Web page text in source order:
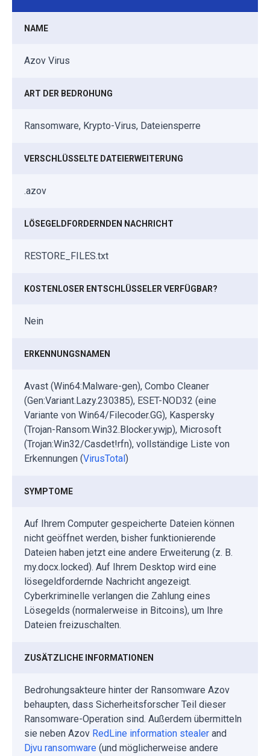
NAME
Azov Virus
ART DER BEDROHUNG
Ransomware, Krypto-Virus, Dateiensperre
VERSCHLÜSSELTE DATEIERWEITERUNG
.azov
LÖSEGELDFORDERNDEN NACHRICHT
RESTORE_FILES.txt
KOSTENLOSER ENTSCHLÜSSELER VERFÜGBAR?
Nein
ERKENNUNGSNAMEN
Avast (Win64:Malware-gen), Combo Cleaner
(Gen:Variant.Lazy.230385), ESET-NOD32 (eine
Variante von Win64/Filecoder.GG), Kaspersky
(Trojan-Ransom.Win32.Blocker.ywjp), Microsoft
(Trojan:Win32/Casdet!rfn), vollständige Liste von
Erkennungen (VirusTotal )
SYMPTOME
Auf Ihrem Computer gespeicherte Dateien können
nicht geöffnet werden, bisher funktionierende
Dateien haben jetzt eine andere Erweiterung (z. B.
my.docx.locked). Auf Ihrem Desktop wird eine
lösegeldfordernde Nachricht angezeigt.
Cyberkriminelle verlangen die Zahlung eines
Lösegelds (normalerweise in Bitcoins), um Ihre
Dateien freizuschalten.
ZUSÄTZLICHE INFORMATIONEN
Bedrohungsakteure hinter der Ransomware Azov
behaupten, dass Sicherheitsforscher Teil dieser
Ransomware-Operation sind. Außerdem übermitteln
sie neben Azov RedLine information stealer and
Djvu ransomware (und möglicherweise andere